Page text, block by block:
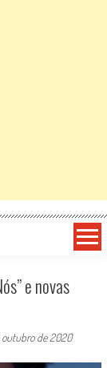
e novas
de 2020